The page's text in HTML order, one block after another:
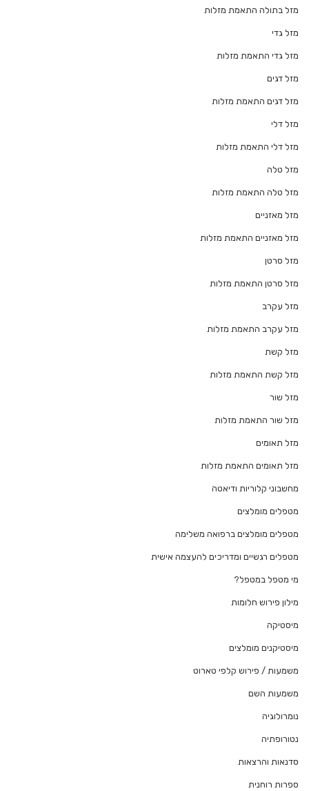
מזל בתולה התאמת מזלות
מזל גדי
מזל גדי התאמת מזלות
מזל דגים
מזל דגים התאמת מזלות
מזל דלי
מזל דלי התאמת מזלות
מזל טלה
מזל טלה התאמת מזלות
מזל מאזניים
מזל מאזניים התאמת מזלות
מזל סרטן
מזל סרטן התאמת מזלות
מזל עקרב
מזל עקרב התאמת מזלות
מזל קשת
מזל קשת התאמת מזלות
מזל שור
מזל שור התאמת מזלות
מזל תאומים
מזל תאומים התאמת מזלות
מחשבוני קלוריות ודיאטה
מטפלים מומלצים
מטפלים מומלצים ברפואה משלימה
מטפלים רגשיים ומדריכים להעצמה אישית
מי מטפל במטפל?
מילון פירוש חלומות
מיסטיקה
מיסטיקנים מומלצים
משמעות / פירוש קלפי טארוט
משמעות השם
נומרולוגיה
נטורופתיה
סדנאות והרצאות
ספרות רוחנית